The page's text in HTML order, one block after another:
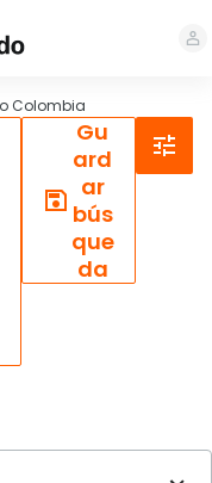
Colombia
Gu
ard
ar
bús
que
da